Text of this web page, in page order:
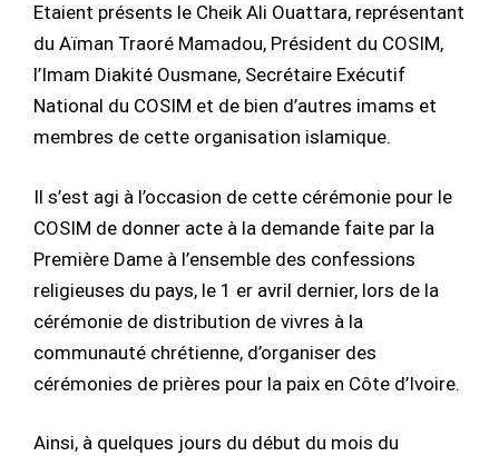
Etaient présents le Cheik Ali Ouattara, représentant
du Aïman Traoré Mamadou, Président du COSIM,
l’Imam Diakité Ousmane, Secrétaire Exécutif
National du COSIM et de bien d’autres imams et
membres de cette organisation islamique.
Il s’est agi à l’occasion de cette cérémonie pour le
COSIM de donner acte à la demande faite par la
Première Dame à l’ensemble des confessions
religieuses du pays, le 1 er avril dernier, lors de la
cérémonie de distribution de vivres à la
communauté chrétienne, d’organiser des
cérémonies de prières pour la paix en Côte d’Ivoire.
Ainsi, à quelques jours du début du mois du